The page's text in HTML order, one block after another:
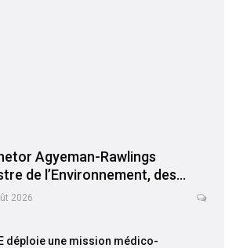
Agyeman-Rawlings
de l’Environnement, des…
2026
déploie une mission médico-